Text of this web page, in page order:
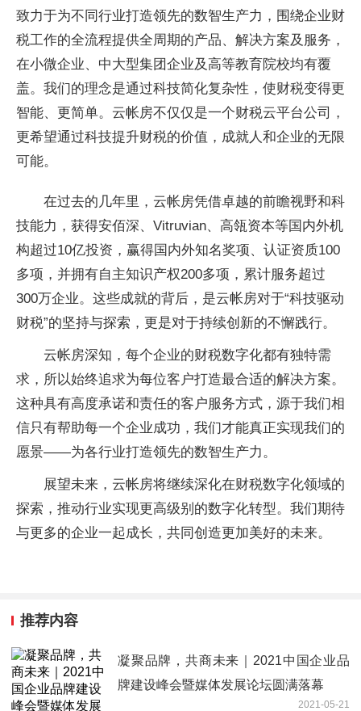
致力于为不同行业打造领先的数智生产力，围绕企业财
税工作的全流程提供全周期的产品、解决方案及服务，
在小微企业、中大型集团企业及高等教育院校均有覆
盖。我们的理念是通过科技简化复杂性，使财税变得更
智能、更简单。云帐房不仅仅是一个财税云平台公司，
更希望通过科技提升财税的价值，成就人和企业的无限
可能。
在过去的几年里，云帐房凭借卓越的前瞻视野和科
技能力，获得安佰深、Vitruvian、高瓴资本等国内外机
构超过10亿投资，赢得国内外知名奖项、认证资质100
多项，并拥有自主知识产权200多项，累计服务超过
300万企业。这些成就的背后，是云帐房对于“科技驱动
财税”的坚持与探索，更是对于持续创新的不懈践行。
云帐房深知，每个企业的财税数字化都有独特需
求，所以始终追求为每位客户打造最合适的解决方案。
这种具有高度承诺和责任的客户服务方式，源于我们相
信只有帮助每一个企业成功，我们才能真正实现我们的
愿景——为各行业打造领先的数智生产力。
展望未来，云帐房将继续深化在财税数字化领域的
探索，推动行业实现更高级别的数字化转型。我们期待
与更多的企业一起成长，共同创造更加美好的未来。
推荐内容
凝聚品牌，共商未来｜2021中国企业品
牌建设峰会暨媒体发展论坛圆满落幕
2021-05-21